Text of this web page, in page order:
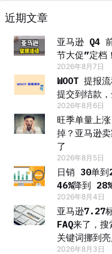
近期文章
亚马逊 Q4
节大促”定档
2026年8月7日
WOOT 提报
提交到结款
2026年8月6日
旺季单量上
掉？亚马逊
了
2026年8月5日
日销 30单到
46%降到
2026年8月4日
亚马逊7.27
FAQ来了，
关键词挪到
2026年8月3日